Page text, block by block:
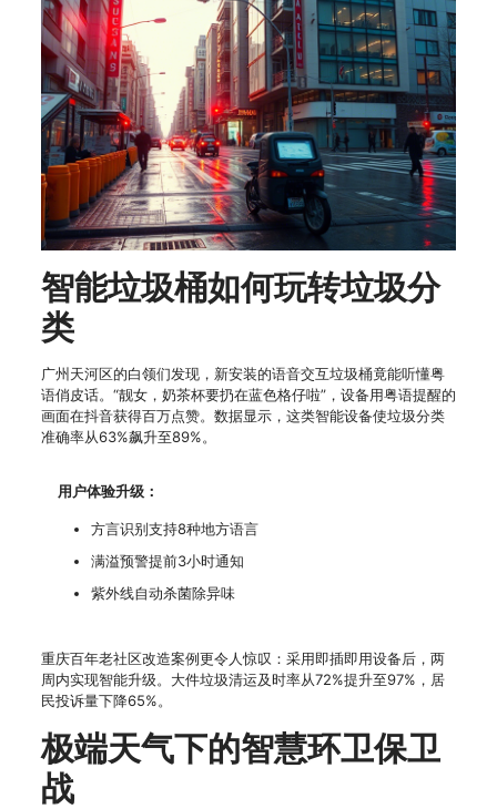
智能垃圾桶如何玩转垃圾分
类
广州天河区的白领们发现，新安装的语音交互垃圾桶竟能听懂粤
语俏皮话。“靓女，奶茶杯要扔在蓝色格仔啦”，设备用粤语提醒的
画面在抖音获得百万点赞。数据显示，这类智能设备使垃圾分类
准确率从63%飙升至89%。
用户体验升级：
方言识别支持8种地方语言
满溢预警提前3小时通知
紫外线自动杀菌除异味
重庆百年老社区改造案例更令人惊叹：采用即插即用设备后，两
周内实现智能升级。大件垃圾清运及时率从72%提升至97%，居
民投诉量下降65%。
极端天气下的智慧环卫保卫
战